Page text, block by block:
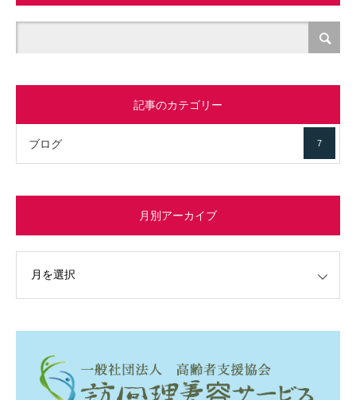
記事のカテゴリー
ブログ 7
月別アーカイブ